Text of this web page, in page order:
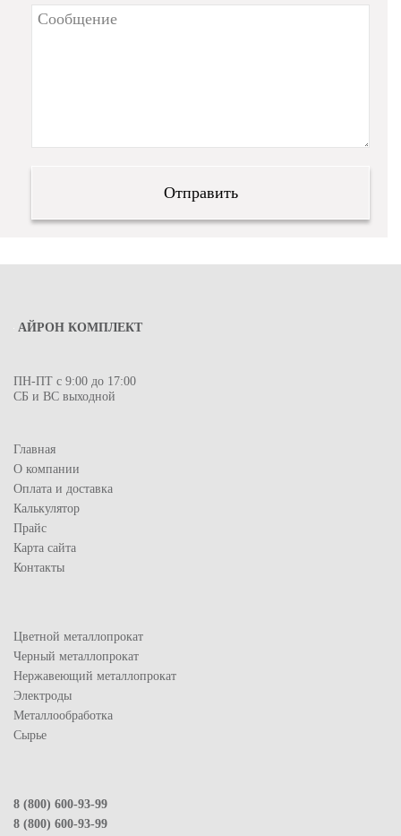
АЙРОН КОМПЛЕКТ
ПН-ПТ с 9:00 до 17:00
СБ и ВС выходной
Главная
О компании
Оплата и доставка
Калькулятор
Прайс
Карта сайта
Контакты
Цветной металлопрокат
Черный металлопрокат
Нержавеющий металлопрокат
Электроды
Металлообработка
Сырье
8 (800) 600-93-99
8 (800) 600-93-99